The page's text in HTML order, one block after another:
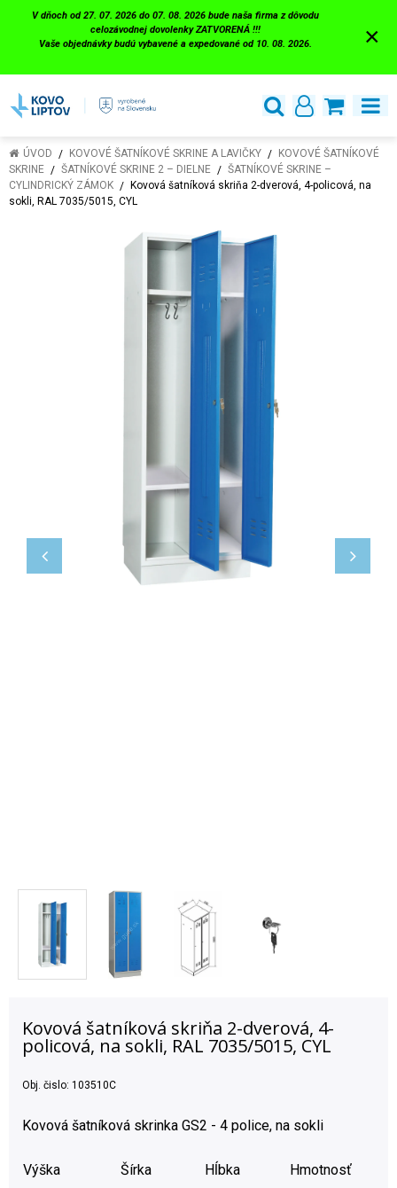
V dňoch od 27. 07. 2026 do 07. 08. 2026 bude naša firma z dôvodu
celozávodnej dovolenky ZATVORENÁ !!!
Vaše objednávky budú vybavené a expedované od 10. 08. 2026.
×
ÚVOD KOVOVÉ ŠATNÍKOVÉ SKRINE A LAVIČKY
KOVOVÉ ŠATNÍKOVÉ
SKRINE
ŠATNÍKOVÉ SKRINE 2 – DIELNE
ŠATNÍKOVÉ SKRINE –
CYLINDRICKÝ ZÁMOK
Kovová šatníková skriňa 2-dverová, 4-policová, na
sokli, RAL 7035/5015, CYL
Kovová šatníková skriňa 2-dverová, 4-
policová, na sokli, RAL 7035/5015, CYL
Obj. čislo: 103510C
Kovová šatníková skrinka GS2 - 4 police, na sokli
Výška Šírka Hĺbka
Hmotnosť